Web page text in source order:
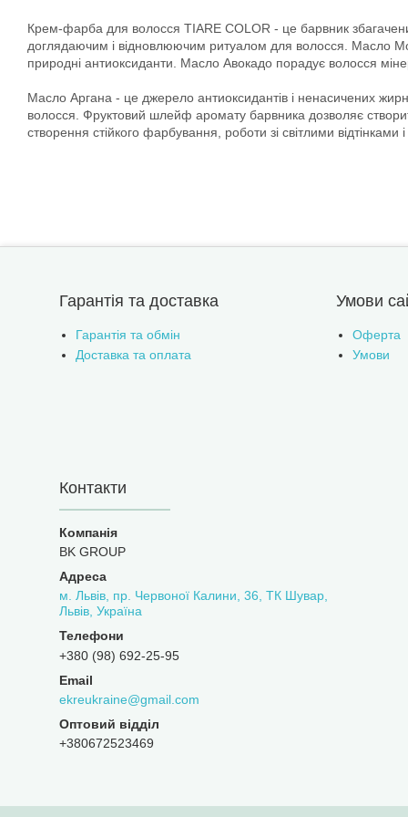
Крем-фарба для волосся TIARE COLOR - це барвник
доглядаючим і відновлюючим ритуалом для волосся. Масло
природні антиоксиданти. Масло Авокадо порадує волосся
Масло Аргана - це джерело антиоксидантів і ненасичених
волосся. Фруктовий шлейф аромату барвника дозволяє
створення стійкого фарбування, роботи зі світлими
Гарантія та доставка
Гарантія та обмін
Доставка та оплата
Умови
Оферта
Умови
Контакти
BK GROUP
м. Львів, пр. Червоної Калини, 36, ТК Шувар,
Львів, Україна
+380 (98) 692-25-95
ekreukraine@gmail.com
Оптовий відділ
+380672523469